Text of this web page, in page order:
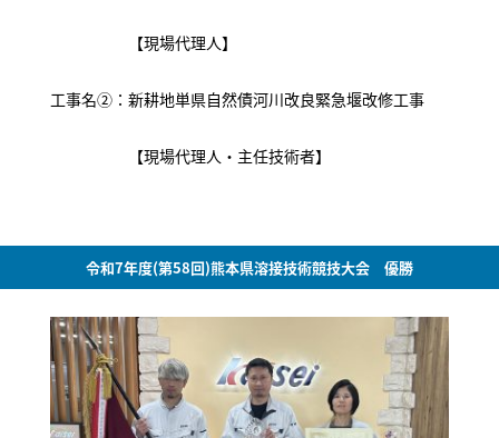
【現場代理人】
工事名②：新耕地単県自然債河川改良緊急堰改修工事
【現場代理人・主任技術者】
令和7年度(第58回)熊本県溶接技術競技大会 優勝